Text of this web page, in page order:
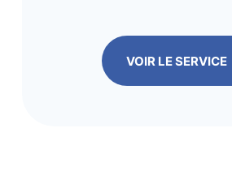
VOIR LE SERVICE